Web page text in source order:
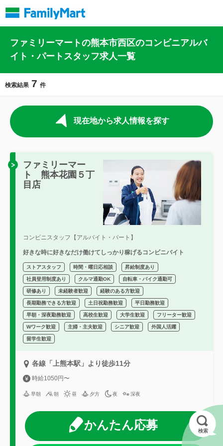
ファミリーマートの熊本市西区のコンビニアルバ
イト・パートスタッフ求人一覧
検索結果 7 件
現在地から求人情報を探す
ファミリーマー
ト 熊本花園５丁
目店
コンビニスタッフ【アルバイト・パート】
好きな時に好きなだけ働けてしっかり稼げるコンビニバイト
ストアスタッフ 時間・曜日応相談 昇給制度あり
社員登用制度あり クルマ通勤OK 自転車・バイク通勤可
研修あり 未経験者歓迎 経験のある方歓迎
長期勤務できる方歓迎 土日祝勤務歓迎 平日勤務歓迎
早朝・深夜勤務歓迎 高校生歓迎 大学生歓迎 フリーター歓迎
Wワーク歓迎 主婦・主夫歓迎 シニア歓迎 外国人活躍
留学生歓迎
各線「上熊本駅」より徒歩11分
時給1050円〜
早朝 朝 昼 夕方 夜 深夜
かんたん応募 検索